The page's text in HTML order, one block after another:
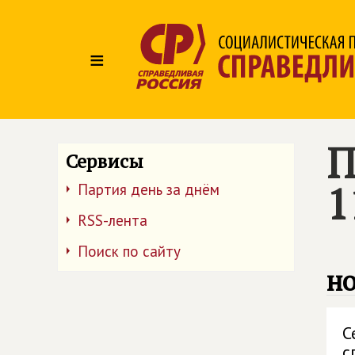
≡
Сервисы
Партия день за днём
RSS-лента
Поиск по сайту